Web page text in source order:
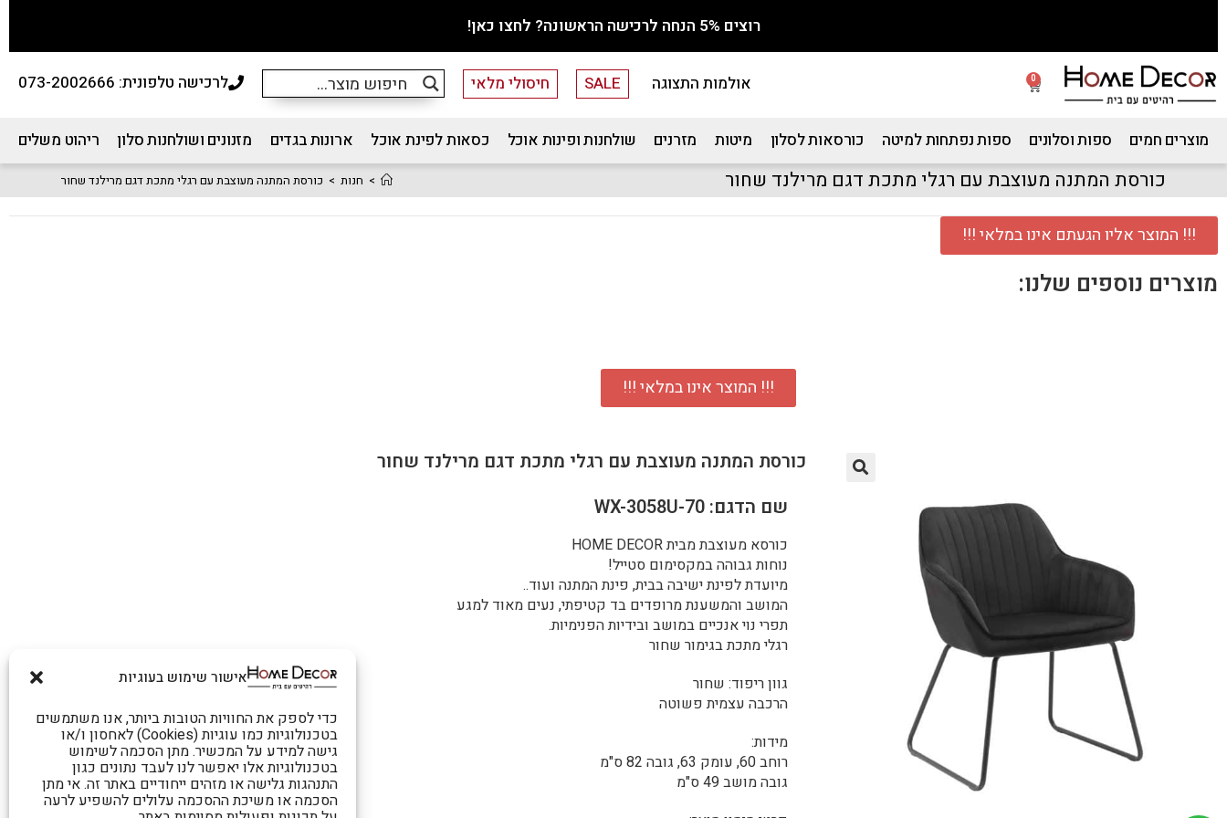
אישור שימוש בעוגיות
כדי לספק את החוויות הטובות ביותר, אנו משתמשים
בטכנולוגיות כמו עוגיות (Cookies) לאחסון ו/או
גישה למידע על המכשיר. מתן הסכמה לשימוש
בטכנולוגיות אלו יאפשר לנו לעבד נתונים כגון
התנהגות גלישה או מזהים ייחודיים באתר זה. אי מתן
הסכמה או משיכת ההסכמה עלולים להשפיע לרעה
רוצים 5% הנחה לרכישה הראשונה? לחצו כאן!
0 אולמות התצוגה SALE חיסולי מלאי לרכישה טלפונית: 073-2002666
מוצרים חמים ספות וסלונים ספות נפתחות למיטה כורסאות לסלון מיטות מזרנים שולחנות ופינות אוכל כסאות לפינת אוכל ארונות בגדים מזנונים ושולחנות סלון ריהוט משלים
כורסת המתנה מעוצבת עם רגלי מתכת דגם מרילנד שחור > חנות > כורסת המתנה מעוצבת עם רגלי מתכת דגם מרילנד שחור
!!! המוצר אליו הגעתם אינו במלאי !!!
מוצרים נוספים שלנו:
!!! המוצר אינו במלאי !!!
כורסת המתנה מעוצבת עם רגלי מתכת דגם מרילנד שחור
שם הדגם: WX-3058U-70
כורסא מעוצבת מבית HOME DECOR
נוחות גבוהה במקסימום סטייל!
מיועדת לפינת ישיבה בבית, פינת המתנה ועוד..
המושב והמשענת מרופדים בד קטיפתי, נעים מאוד למגע
תפרי נוי אנכיים במושב ובידיות הפנימיות.
רגלי מתכת בגימור שחור
גוון ריפוד: שחור
הרכבה עצמית פשוטה
מידות:
רוחב 60, עומק 63, גובה 82 ס"מ
גובה מושב 49 ס"מ